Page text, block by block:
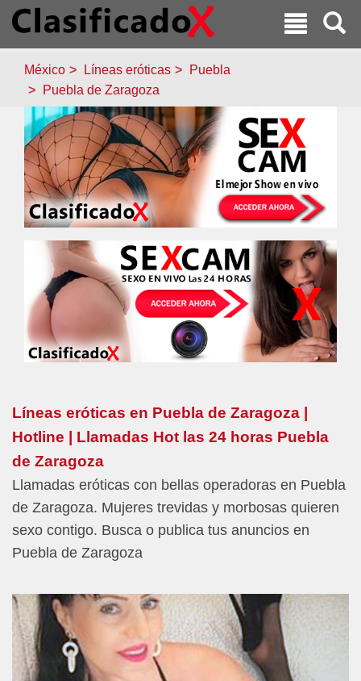
México Líneas eróticas
Puebla
Puebla de Zaragoza
Líneas eróticas en Puebla de Zaragoza |
Hotline | Llamadas Hot las 24 horas Puebla
de Zaragoza
Llamadas eróticas con bellas operadoras en Puebla
de Zaragoza. Mujeres trevidas y morbosas quieren
sexo contigo. Busca o publica tus anuncios en
Puebla de Zaragoza